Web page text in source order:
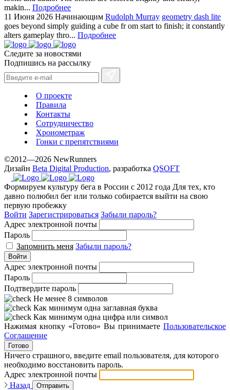
makin... Подробнее
11 Июня 2026 Начинающим Rudolph Murray geometry dash lite
goes beyond simply guiding a cube fr om start to finish; it constantly
alters gameplay thro... Подробнее
Следите за новостями
Подпишись на рассылку
О проекте
Правила
Контакты
Сотрудничество
Хронометраж
Гонки с препятствиями
©2012—2026 NewRunners
Дизайн Beta Digital Production, разработка QSOFT
Формируем культуру бега в России с 2012 года Для тех, кто
давно полюбил бег или только собирается выйти на свою
первую пробежку
Войти Зарегистрироваться Забыли пароль?
Адрес электронной почты
Пароль
Запомнить меня Забыли пароль?
Войти
Адрес электронной почты
Пароль
Подтвердите пароль
Не менее 8 символов
Как минимум одна заглавная буква
Как минимум одна цифра или символ
Нажимая кнопку «Готово» Вы принимаете Пользовательское
Соглашение
Готово
Ничего страшного, введите email пользователя, для которого
необходимо восстановить пароль.
Адрес электронной почты
Назад
Отправить